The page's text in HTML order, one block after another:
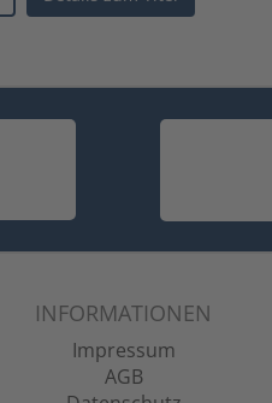
INFORMATIONEN
Impressum
AGB